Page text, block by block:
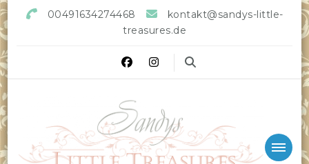
00491634274468
kontakt@sandys-little-
treasures.de